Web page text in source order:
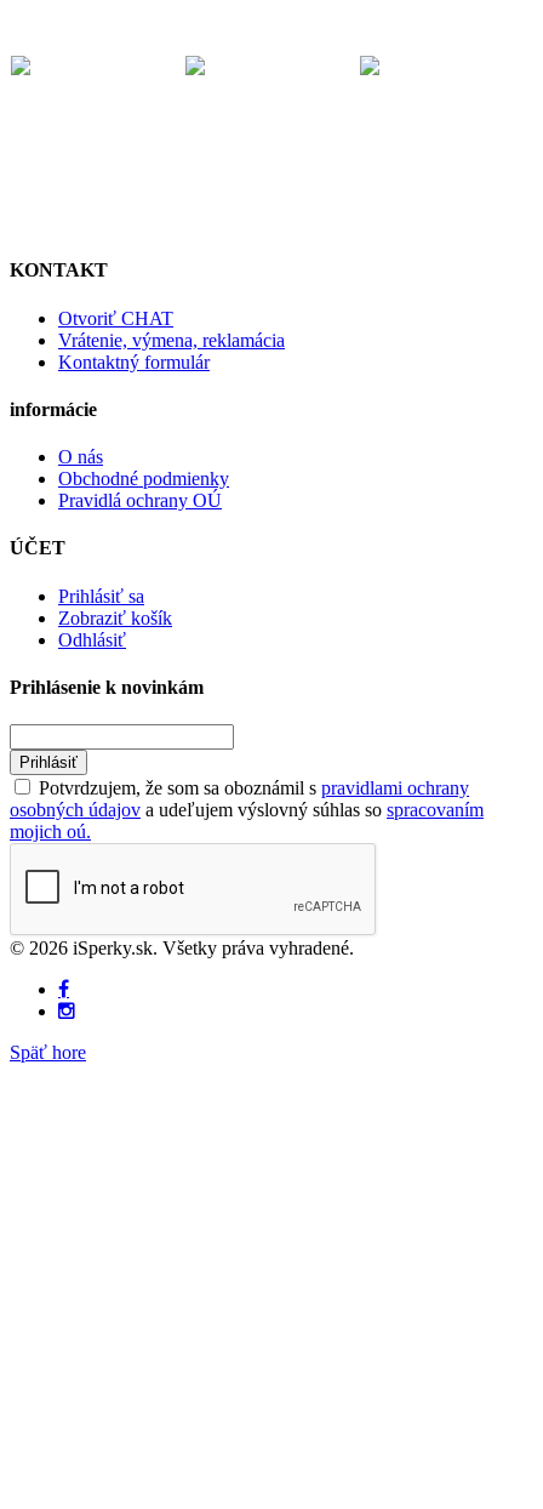
KONTAKT
Otvoriť CHAT
Vrátenie, výmena, reklamácia
Kontaktný formulár
informácie
O nás
Obchodné podmienky
Pravidlá ochrany OÚ
ÚČET
Prihlásiť sa
Zobraziť košík
Odhlásiť
Prihlásenie k novinkám
Prihlásiť
Potvrdzujem, že som sa oboznámil s pravidlami ochrany
osobných údajov a udeľujem výslovný súhlas so spracovaním
mojich oú.
© 2026 iSperky.sk. Všetky práva vyhradené.
Späť hore